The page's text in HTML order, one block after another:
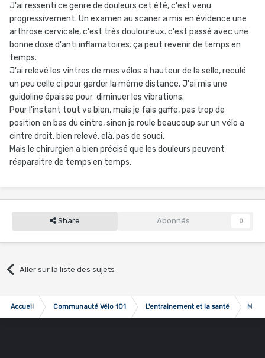
J'ai ressenti ce genre de douleurs cet été, c'est venu
progressivement. Un examen au scaner a mis en évidence une
arthrose cervicale, c'est très douloureux. c'est passé avec une
bonne dose d'anti inflamatoires. ça peut revenir de temps en
temps.
J'ai relevé les vintres de mes vélos a hauteur de la selle, reculé
un peu celle ci pour garder la même distance. J'ai mis une
guidoline épaisse pour diminuer les vibrations.
Pour l'instant tout va bien, mais je fais gaffe, pas trop de
position en bas du cintre, sinon je roule beaucoup sur un vélo a
cintre droit, bien relevé, elà, pas de souci.
Mais le chirurgien a bien précisé que les douleurs peuvent
réaparaitre de temps en temps.
Share Abonnés 0
Aller sur la liste des sujets
Accueil Communauté Vélo 101 L'entrainement et la santé Mal